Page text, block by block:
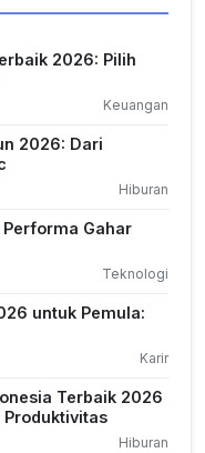
2026: Pilih
Keuangan
2026: Dari
Hiburan
Gahar
Teknologi
untuk Pemula:
Karir
Terbaik 2026
Produktivitas
Hiburan